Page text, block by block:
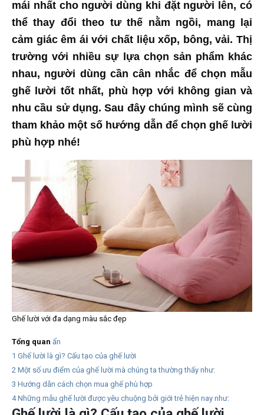
mái nhất cho người dùng khi đặt người lên, có
thể thay đổi theo tư thế nằm ngồi, mang lại
cảm giác êm ái với chất liệu xốp, bông, vải. Thị
trường với nhiều sự lựa chọn sản phẩm khác
nhau, người dùng cần cân nhắc để chọn mẫu
ghế lười tốt nhất, phù hợp với không gian và
nhu cầu sử dụng. Sau đây chúng mình sẽ cùng
tham khảo một số hướng dẫn để chọn ghế lười
phù hợp nhé!
Ghế lười với đa dạng màu sắc đẹp
Tổng quan ẩn
1 Ghế lười là gì? Cấu tạo của ghế lười
2 Một số ưu điểm của ghế lười mà chúng ta thường thấy như:
3 Hướng dẫn cách chọn mua ghế phù hợp
4 Những mẫu ghế lười được yêu chuộng bởi giới trẻ hiện nay như: